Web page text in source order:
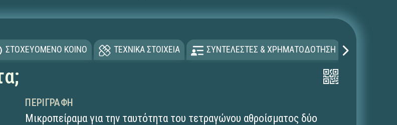
ΣΤΟΧΕΥΟΜΕΝΟ ΚΟΙΝΟ ΤΕΧΝΙΚΑ ΣΤΟΙΧΕΙΑ ΣΥΝΤΕΛΕΣΤΕΣ & ΧΡΗΜΑΤΟΔΟΤΗΣΗ
ΠΕΡΙΓΡΑΦΉ
Μικροπείραμα για την ταυτότητα του τετραγώνου αθροίσματος δύο